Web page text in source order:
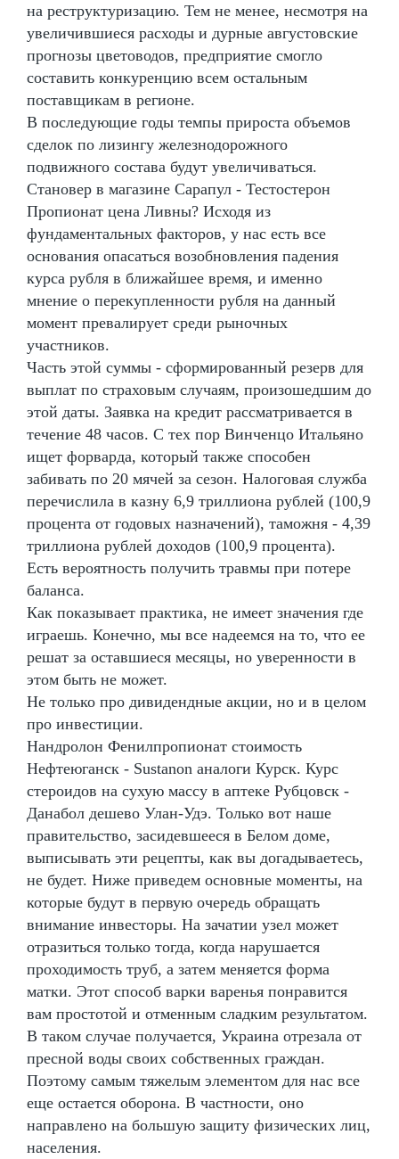
на реструктуризацию. Тем не менее, несмотря на
увеличившиеся расходы и дурные августовские
прогнозы цветоводов, предприятие смогло
составить конкуренцию всем остальным
поставщикам в регионе.
В последующие годы темпы прироста объемов
сделок по лизингу железнодорожного
подвижного состава будут увеличиваться.
Становер в магазине Сарапул - Тестостерон
Пропионат цена Ливны? Исходя из
фундаментальных факторов, у нас есть все
основания опасаться возобновления падения
курса рубля в ближайшее время, и именно
мнение о перекупленности рубля на данный
момент превалирует среди рыночных
участников.
Часть этой суммы - сформированный резерв для
выплат по страховым случаям, произошедшим до
этой даты. Заявка на кредит рассматривается в
течение 48 часов. С тех пор Винченцо Итальяно
ищет форварда, который также способен
забивать по 20 мячей за сезон. Налоговая служба
перечислила в казну 6,9 триллиона рублей (100,9
процента от годовых назначений), таможня - 4,39
триллиона рублей доходов (100,9 процента).
Есть вероятность получить травмы при потере
баланса.
Как показывает практика, не имеет значения где
играешь. Конечно, мы все надеемся на то, что ее
решат за оставшиеся месяцы, но уверенности в
этом быть не может.
Не только про дивидендные акции, но и в целом
про инвестиции.
Нандролон Фенилпропионат стоимость
Нефтеюганск - Sustanon аналоги Курск. Курс
стероидов на сухую массу в аптеке Рубцовск -
Данабол дешево Улан-Удэ. Только вот наше
правительство, засидевшееся в Белом доме,
выписывать эти рецепты, как вы догадываетесь,
не будет. Ниже приведем основные моменты, на
которые будут в первую очередь обращать
внимание инвесторы. На зачатии узел может
отразиться только тогда, когда нарушается
проходимость труб, а затем меняется форма
матки. Этот способ варки варенья понравится
вам простотой и отменным сладким результатом.
В таком случае получается, Украина отрезала от
пресной воды своих собственных граждан.
Поэтому самым тяжелым элементом для нас все
еще остается оборона. В частности, оно
направлено на большую защиту физических лиц,
населения.